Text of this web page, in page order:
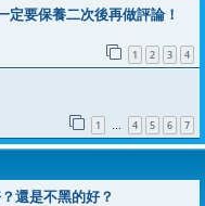
定要保養二次後再做評論！
1 2 3 4
1 … 4 5 6 7
還是不黑的好？